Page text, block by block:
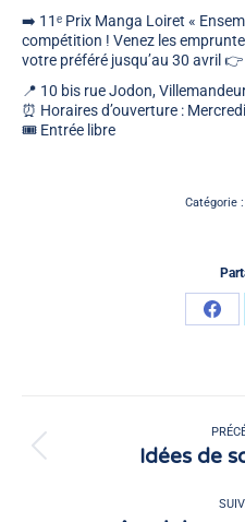
➡️ 11ᵉ Prix Manga Loiret «
compétition ! Venez les
votre préféré jusqu’au 30 avril 👉
📍 10 bis rue Jodon,
⏰ Horaires d’ouverture :
🎟 Entrée libre
Catégorie :
article
Idées de